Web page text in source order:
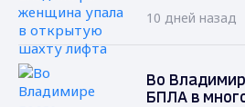
10 дней назад
Во
БПЛА в